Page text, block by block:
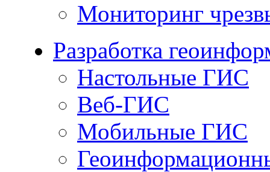
Мониторинг
Разработка
Настольные ГИС
Веб-ГИС
Мобильные ГИС